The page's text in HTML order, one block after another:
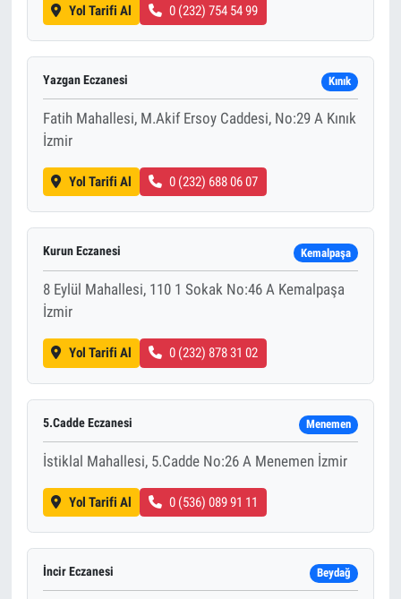
Yol Tarifi Al 0 (232) 754 54 99
Yazgan Eczanesi Kınık
Fatih Mahallesi, M.Akif Ersoy Caddesi, No:29 A Kınık
İzmir
Yol Tarifi Al 0 (232) 688 06 07
Kurun Eczanesi Kemalpaşa
8 Eylül Mahallesi, 110 1 Sokak No:46 A Kemalpaşa
İzmir
Yol Tarifi Al 0 (232) 878 31 02
5.Cadde Eczanesi Menemen
İstiklal Mahallesi, 5.Cadde No:26 A Menemen İzmir
Yol Tarifi Al 0 (536) 089 91 11
İncir Eczanesi Beydağ